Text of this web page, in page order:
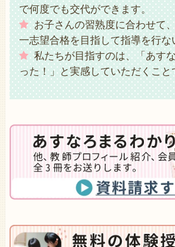
で何度でも交代ができます。
お子さんの習熟度に合わせて
一志望合格を目指して指導を行な
私たちが目指すのは、「あす
った！」と実感していただくこと